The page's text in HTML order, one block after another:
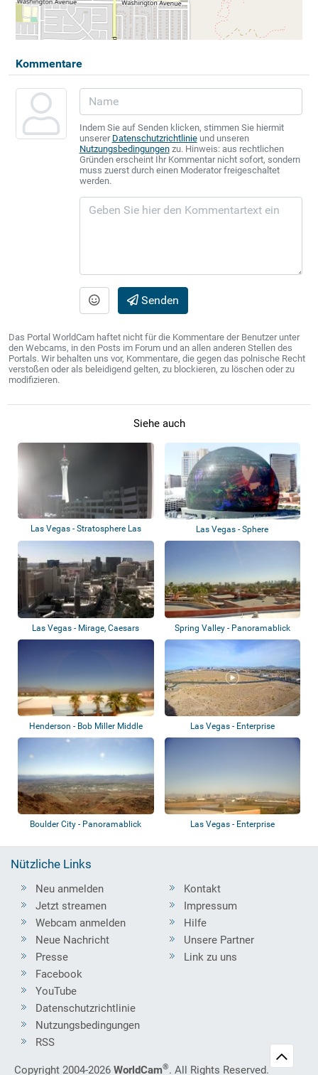
Kommentare
Indem Sie auf Senden klicken, stimmen Sie hiermit
unserer Datenschutzrichtlinieund unseren
Nutzungsbedingungenzu. Hinweis: aus rechtlichen
Gründen erscheint Ihr Kommentar nicht sofort, sondern
muss zuerst durch einen Moderator freigeschaltet
werden.
Senden
Das Portal WorldCam haftet nicht für die Kommentare der Benutzer unter
den Webcams, in den Posts im Forum und an allen anderen Stellen des
Portals. Wir behalten uns vor, Kommentare, die gegen das polnische Recht
verstoßen oder als beleidigend gelten, zu blockieren, zu löschen oder zu
modifizieren.
Siehe auch
Las Vegas - Stratosphere Las
Vegas
Las Vegas - Sphere
Las Vegas - Mirage, Caesars
Palace
Spring Valley - Panoramablick
Henderson - Bob Miller Middle
School
Las Vegas - Enterprise
Boulder City - Panoramablick Las Vegas - Enterprise
Nützliche Links
Neu anmelden
Jetzt streamen
Webcam anmelden
Neue Nachricht
Presse
Kontakt
Impressum
Hilfe
Unsere Partner
Link zu uns
Facebook
YouTube
Datenschutzrichtlinie
Nutzungsbedingungen
RSS
Copyright 2004-2026 WorldCam®. All Rights Reserved.